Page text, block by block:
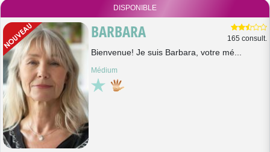
DISPONIBLE
BARBARA 165 consult.
Bienvenue! Je suis Barbara, votre mé...
Médium